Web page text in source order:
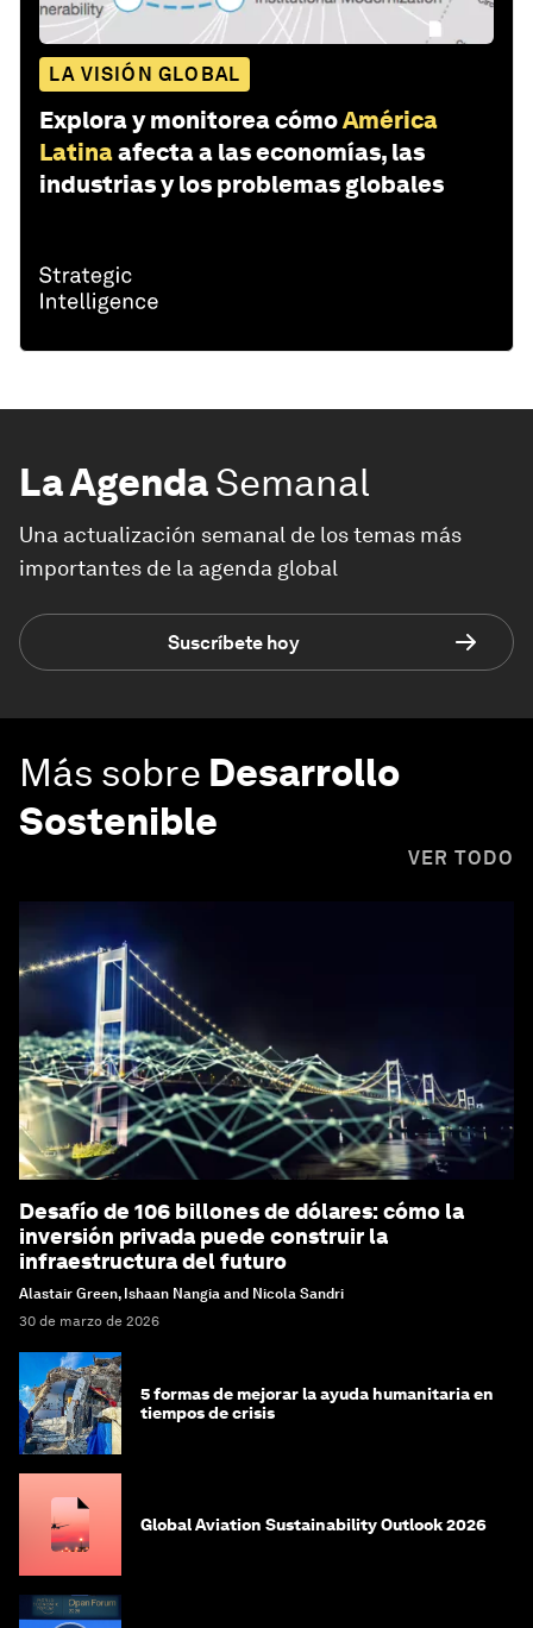
LA VISIÓN GLOBAL
Explora y monitorea cómoAmérica
Latinaafecta a las economías, las
industrias y los problemas globales
La AgendaSemanal
Una actualización semanal de los temas más
importantes de la agenda global
Suscríbete hoy
Más sobre Desarrollo
Sostenible
VER TODO
Desafío de 106 billones de dólares: cómo la
inversión privada puede construir la
infraestructura del futuro
Alastair Green, Ishaan Nangia and Nicola Sandri
30 de marzo de 2026
5 formas de mejorar la ayuda humanitaria en
tiempos de crisis
Global Aviation Sustainability Outlook 2026